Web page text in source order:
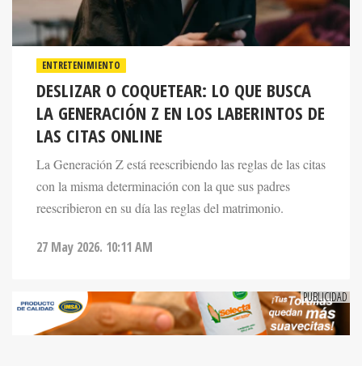
ENTRETENIMIENTO
DESLIZAR O COQUETEAR: LO QUE BUSCA
LA GENERACIÓN Z EN LOS LABERINTOS DE
LAS CITAS ONLINE
La Generación Z está reescribiendo las reglas de las citas
con la misma determinación con la que sus padres
reescribieron en su día las reglas del matrimonio.